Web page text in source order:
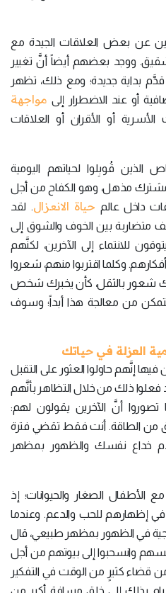
عن بعض العلاقات الجيدة مع
ووجد بعضهم أيضاً أنَّ تغيير
بداية جديدة؛ ومع ذلك، تظهر
أو عند الاضطرار إلى مواجهة
الأسرية أو الأقران أو العلاقات
قُوبِلوا لحياتهم اليومية
مذهل، وهو الكفاح من أجل
داخل عالم حياة الانعزال. لقد
متضاربة بين الخوف والشوق إلى
للانتماء إلى الآخرين، لكنَّهم
وكلما اقتربوا منهم، شعروا
شعور بالثقل، كأن يخبرك شخص
من معالجة هذا أبداً؛ وسوف
إنَّهم حاولوا العثور على التقبل
فعلوا ذلك من خلال التظاهر بأنَّهم
أنَّ الآخرين يقولون لهم:
من الطاقة. أنت فقط تقضي فترة
خداع نفسك والظهور بمظهر
الصغار والحيوانات؛ إذ
إظهارهم للحب والدعم. وعندما
في الظهور بمظهر طبيعي، قال
وانسحبوا إلى بيوتهم من أجل
قضاء كثيرٍ من الوقت في التفكير
بذلك إلى خلق مسافة أكبر من